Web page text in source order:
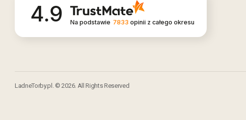
4.9 Na podstawie 7833 opinii z całego okresu
LadneTorby.pl. © 2026. All Rights Reserved